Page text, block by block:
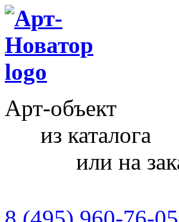
Арт-объект
из каталога
или на